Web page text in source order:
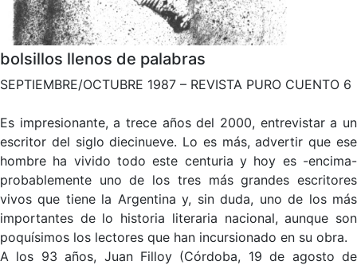
bolsillos llenos de palabras
SEPTIEMBRE/OCTUBRE 1987 – REVISTA PURO CUENTO 6
Es impresionante, a trece años del 2000, entrevistar a un
escritor del siglo diecinueve. Lo es más, advertir que ese
hombre ha vivido todo este centuria y hoy es -encima-
probablemente uno de los tres más grandes escritores
vivos que tiene la Argentina y, sin duda, uno de los más
importantes de lo historia literaria nacional, aunque son
poquísimos los lectores que han incursionado en su obra.
A los 93 años, Juan Filloy (Córdoba, 19 de agosto de